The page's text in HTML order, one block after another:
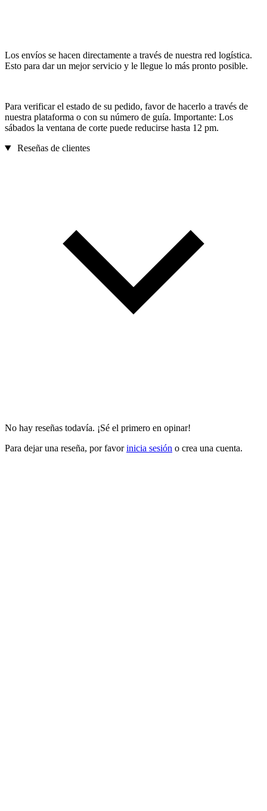
Los envíos se hacen directamente a través de nuestra red logística.
Esto para dar un mejor servicio y le llegue lo más pronto posible.
Para verificar el estado de su pedido, favor de hacerlo a través de
nuestra plataforma o con su número de guía. Importante: Los
sábados la ventana de corte puede reducirse hasta 12 pm.
Reseñas de clientes
No hay reseñas todavía. ¡Sé el primero en opinar!
Para dejar una reseña, por favorinicia sesión o crea una cuenta.